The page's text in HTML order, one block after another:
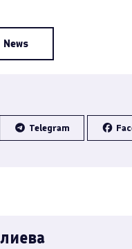
Telegram